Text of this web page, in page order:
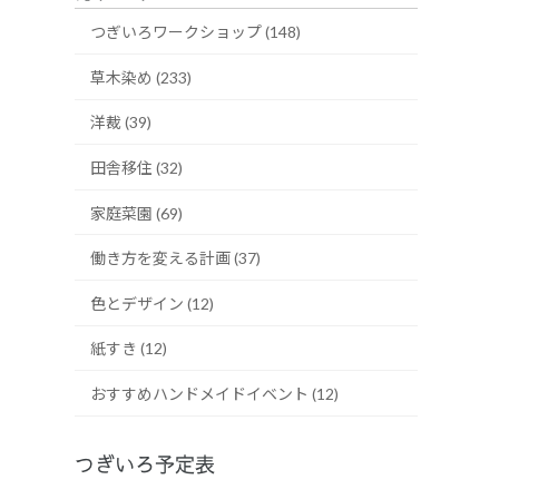
つぎいろワークショップ (148)
草木染め (233)
洋裁 (39)
田舎移住 (32)
家庭菜園 (69)
働き方を変える計画 (37)
色とデザイン (12)
紙すき (12)
おすすめハンドメイドイベント (12)
つぎいろ予定表